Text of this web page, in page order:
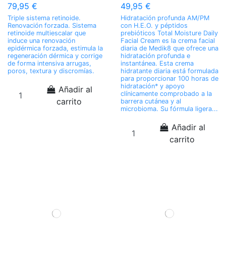
79,95 €
Triple sistema retinoide.
Renovación forzada. Sistema
retinoide multiescalar que
induce una renovación
epidérmica forzada, estimula la
regeneración dérmica y corrige
de forma intensiva arrugas,
poros, textura y discromías.
Añadir al
carrito
49,95 €
Hidratación profunda AM/PM
con H.E.O. y péptidos
prebióticos Total Moisture Daily
Facial Cream es la crema facial
diaria de Medik8 que ofrece una
hidratación profunda e
instantánea. Esta crema
hidratante diaria está formulada
para proporcionar 100 horas de
hidratación* y apoyo
clínicamente comprobado a la
barrera cutánea y al
microbioma. Su fórmula ligera...
Añadir al
carrito